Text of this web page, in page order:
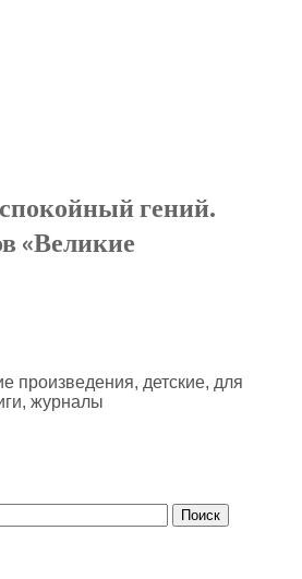
гений.
«Великие
произведения, детские, для
журналы
Поиск